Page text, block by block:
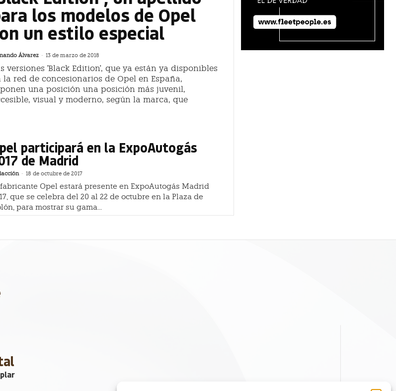
los modelos de Opel
un estilo especial
Álvarez - 13 de marzo de 2018
versiones 'Black Edition', que ya están ya disponibles
la red de concesionarios de Opel en España,
una posición una posición más juvenil,
visual y moderno, según la marca, que
participará en la ExpoAutogás
de Madrid
- 18 de octubre de 2017
Opel estará presente en ExpoAutogás Madrid
que se celebra del 20 al 22 de octubre en la Plaza de
para mostrar su gama...